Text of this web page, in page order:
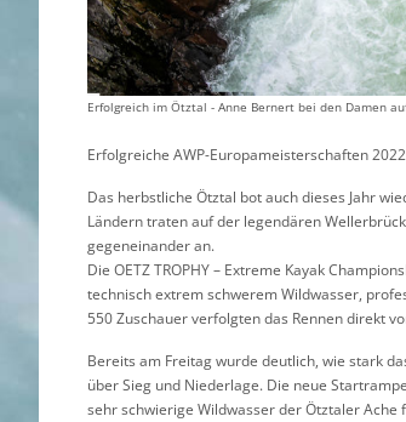
Erfolgreich im Ötztal - Anne Bernert bei den Damen
Erfolgreiche AWP-Europameisterschaften
Das herbstliche Ötztal bot auch dieses Jahr
Ländern traten auf der legendären
gegeneinander an.
Die OETZ TROPHY – Extreme Kayak
technisch extrem schwerem Wildwasser,
550 Zuschauer verfolgten das Rennen direkt
Bereits am Freitag wurde deutlich, wie stark
über Sieg und Niederlage. Die neue
sehr schwierige Wildwasser der Ötztaler